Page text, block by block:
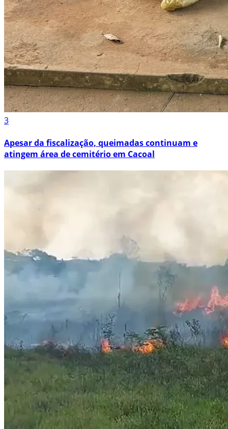
3
Apesar da fiscalização, queimadas continuam e
atingem área de cemitério em Cacoal